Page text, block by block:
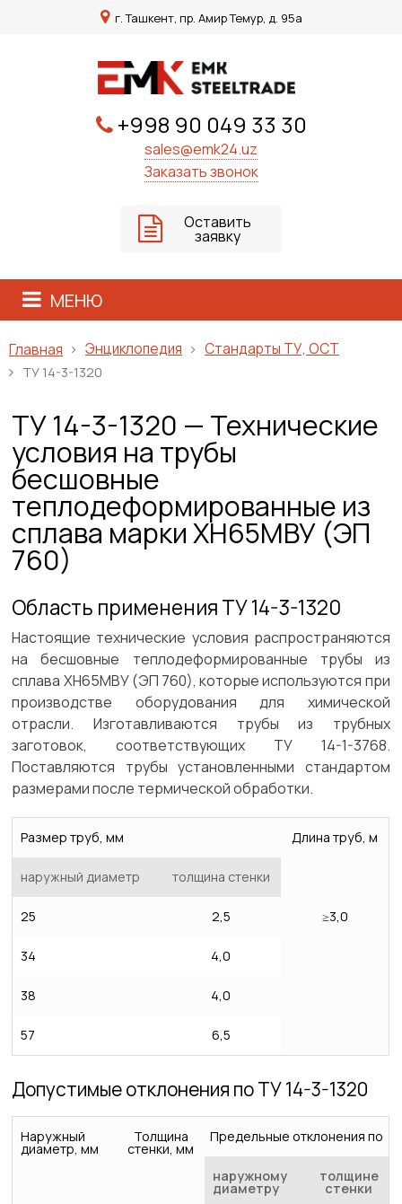
г. Ташкент, пр. Амир Темур, д. 95а
+998 90 049 33 30
sales@emk24.uz
Заказать звонок
Оставить
заявку
МЕНЮ
Главная Энциклопедия Стандарты ТУ, ОСТ
ТУ 14-3-1320
ТУ 14-3-1320 — Технические
условия на трубы
бесшовные
теплодеформированные из
сплава марки ХН65МВУ (ЭП
760)
Область применения ТУ 14-3-1320
Настоящие технические условия распространяются
на бесшовные теплодеформированные трубы из
сплава ХН65МВУ (ЭП 760), которые используются при
производстве оборудования для химической
отрасли. Изготавливаются трубы из трубных
заготовок, соответствующих ТУ 14-1-3768.
Поставляются трубы установленными стандартом
размерами после термической обработки.
Размер труб, мм Длина труб, м
наружный диаметр толщина стенки
25 2,5 ≥3,0
34 4,0
38 4,0
57 6,5
Допустимые отклонения по ТУ 14-3-1320
Наружный
диаметр, мм
Толщина
стенки, мм
Предельные отклонения по
наружному
диаметру
толщине
стенки